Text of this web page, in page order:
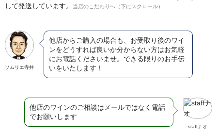
して発送しています。
当店のこだわりへ（下にスクロール）
ソムリエ寺井
他店からご購入の場合も、お受取り後のワイ
ンをどうすれば良いか分からない方はお気軽
にお電話くださいませ。できる限りのお手伝
いをいたします！
staffナオ
他店のワインのご相談はメールではなく電話
でお願いします